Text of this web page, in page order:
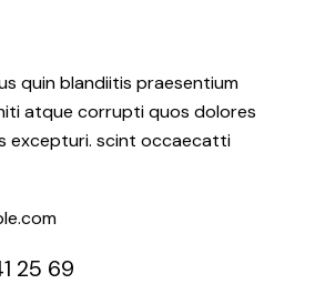
quin blandiitis praesentium
atque corrupti quos dolores
excepturi. scint occaecatti
25 69